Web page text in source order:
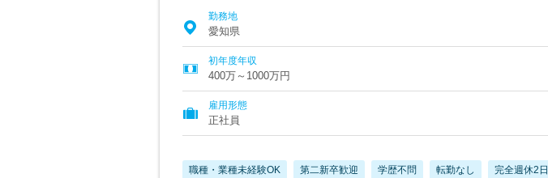
勤務地
愛知県
初年度年収
400万～1000万円
雇用形態
正社員
職種・業種未経験OK 第二新卒歓迎 学歴不問 転勤なし 完全週休2